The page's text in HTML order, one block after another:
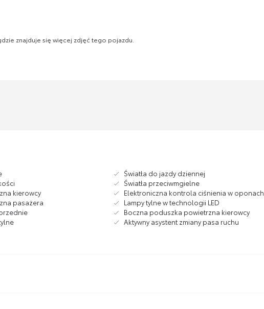
znajduje się więcej zdjęć tego pojazdu.
kierowcy
pasażera
Światła do jazdy dziennej
Światła przeciwmgielne
Elektroniczna kontrola ciśnienia w oponach
Lampy tylne w technologii LED
Boczna poduszka powietrzna kierowcy
Aktywny asystent zmiany pasa ruchu